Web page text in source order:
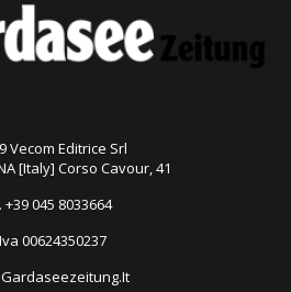
Vecom Editrice Srl
[Italy] Corso Cavour, 41
+39 045 8033664
00624350237